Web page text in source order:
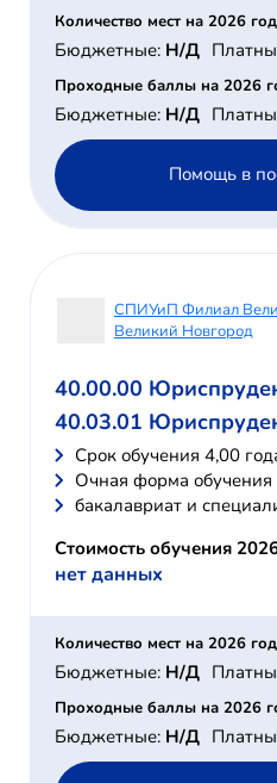
Количество мест на 2026 год
Бюджетные: Н/Д
Проходные баллы на 2026
Бюджетные: Н/Д
Помощь в
СПИУиП Филиал
Великий Новгород
40.00.00
40.03.01
Cрок обучения 4,00
Очная форма обучения
бакалавриат и
Стоимость обучения
нет данных
Количество мест на 2026 год
Бюджетные: Н/Д
Проходные баллы на 2026
Бюджетные: Н/Д